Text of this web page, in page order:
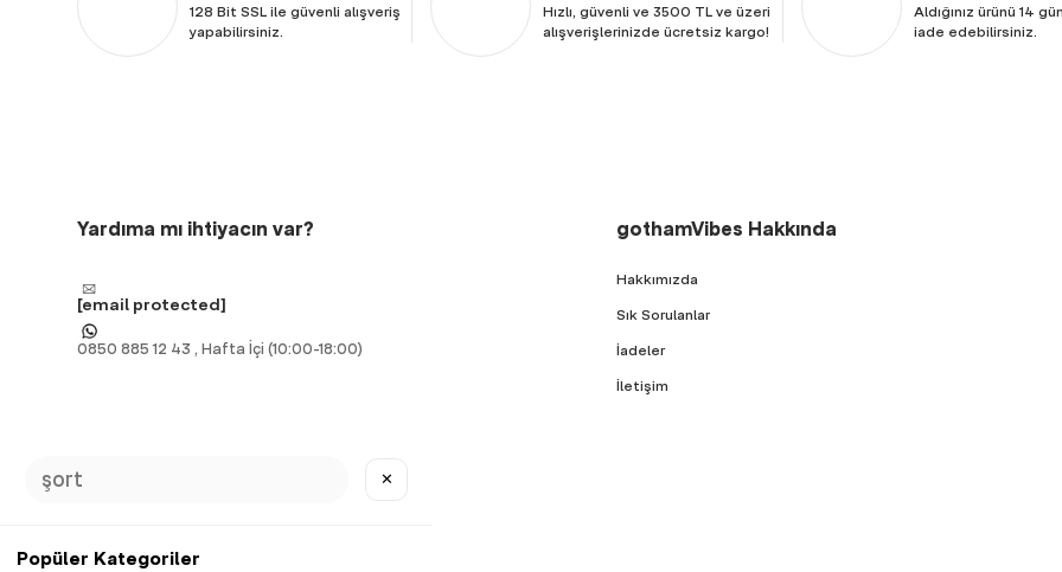
128 Bit SSL ile güvenli alışveriş
yapabilirsiniz.
Hızlı, güvenli ve 3500 TL ve üzeri
alışverişlerinizde ücretsiz kargo!
Aldığınız ürünü 14
iade edebilirsiniz.
Yardıma mı ihtiyacın var?
[email protected]
0850 885 12 43 , Hafta İçi (10:00-18:00)
gothamVibes Hakkında
Hakkımızda
Sık Sorulanlar
İadeler
İletişim
✕
Popüler Kategoriler